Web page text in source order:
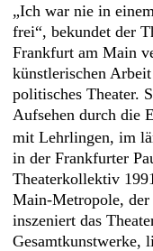
„Ich war nie in
frei“, bekundet der
Frankfurt am Main
künstlerischen
politisches Theater.
Aufsehen durch die
mit Lehrlingen, im
in der Frankfurter
Theaterkollektiv
Main-Metropole, der
inszeniert das
Gesamtkunstwerke,